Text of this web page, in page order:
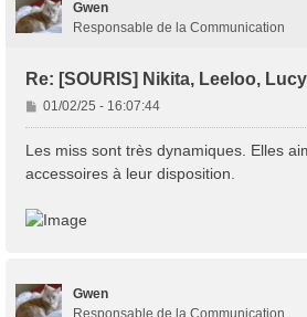
Gwen
Responsable de la Communication
Re: [SOURIS] Nikita, Leeloo,
M
e
a
e
01/02/25 - 16:07:44
Les miss sont très dynamiques. Elles
accessoires à leur disposition.
Gwen